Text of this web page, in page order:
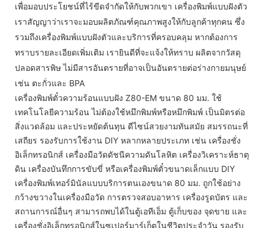
เพื่อมอบประโยชน์ที่ไร้ขีดจำกัดให้กับพวกเขา เครื่องพิมพ์แบบฝังตัว
เราสัญญาว่าเราจะมอบผลิตภัณฑ์คุณภาพสูงให้กับลูกค้าทุกคน ซึ่ง
รวมถึงเครื่องพิมพ์แบบฝังตัวและบริการที่ครอบคลุม หากต้องการ
ทราบรายละเอียดเพิ่มเติม เรายินดีที่จะแจ้งให้ทราบ ผลิตจากวัสดุ
ปลอดสารพิษ ไม่มีสารอันตรายที่อาจเป็นอันตรายต่อร่างกายมนุษย์
เช่น ตะกั่วและ BPA
เครื่องพิมพ์ตั๋วความร้อนแบบฝัง Z80-EM ขนาด 80 มม. ใช้
เทคโนโลยีความร้อน ไม่ต้องใช้หมึกพิมพ์หรือหมึกพิมพ์ เป็นมิตรต่อ
สิ่งแวดล้อม และประหยัดต้นทุน ดีไซน์สวยงามทันสมัย ​​สมรรถนะที่
เสถียร รองรับการใช้งาน DIY หลากหลายประเภท เช่น เครื่องชั่ง
อิเล็กทรอนิกส์ เครื่องมือวัดดัชนีความดันโลหิต เครื่องวิเคราะห์ธาตุ
ดิน เครื่องบันทึกการขับขี่ หรือเครื่องพิมพ์ตั๋วขนาดเล็กแบบ DIY
เครื่องพิมพ์เทอร์มินัลแบบบริการตนเองขนาด 80 มม. ถูกใช้อย่าง
กว้างขวางในเครื่องมือวัด การตรวจสอบอาหาร เครื่องรูดบัตร และ
สถานการณ์อื่นๆ สามารถพบได้ในตู้เอทีเอ็ม ตู้เก็บของ จุดขาย และ
เครื่องชั่งอิเล็กทรอนิกส์ในซูเปอร์มาร์เก็ตในชีวิตประจำวัน รองรับ